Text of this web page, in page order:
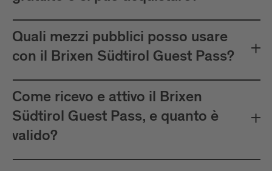
Quali mezzi pubblici posso usare
con il Brixen Südtirol Guest Pass?
Come ricevo e attivo il Brixen
Südtirol Guest Pass, e quanto è
valido?